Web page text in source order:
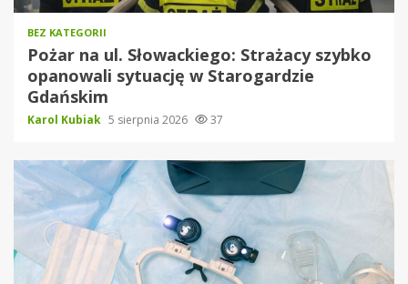
BEZ KATEGORII
Pożar na ul. Słowackiego: Strażacy szybko
opanowali sytuację w Starogardzie
Gdańskim
Karol Kubiak 5 sierpnia 2026 37